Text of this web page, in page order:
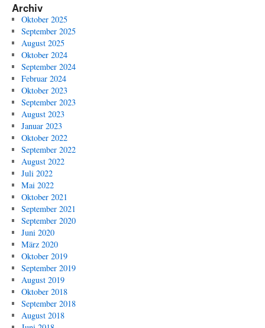
Archiv
Oktober 2025
September 2025
August 2025
Oktober 2024
September 2024
Februar 2024
Oktober 2023
September 2023
August 2023
Januar 2023
Oktober 2022
September 2022
August 2022
Juli 2022
Mai 2022
Oktober 2021
September 2021
September 2020
Juni 2020
März 2020
Oktober 2019
September 2019
August 2019
Oktober 2018
September 2018
August 2018